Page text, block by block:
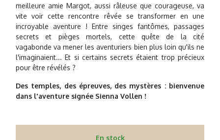
meilleure amie Margot, aussi râleuse que courageuse, va
vite voir cette rencontre rêvée se transformer en une
incroyable aventure ! Entre singes fantômes, passages
secrets et pièges mortels, cette quête de la cité
vagabonde va mener les aventuriers bien plus loin qu'ils ne
l'imaginaient... Et si certains secrets étaient trop précieux
pour être révélés ?
Des temples, des épreuves, des mystères : bienvenue
dans l'aventure signée Sienna Vollen !
En stock